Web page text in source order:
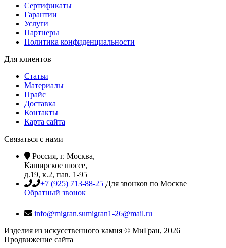
Сертификаты
Гарантии
Услуги
Партнеры
Политика конфиденциальности
Для клиентов
Статьи
Материалы
Прайс
Доставка
Контакты
Карта сайта
Связаться с нами
Россия, г. Москва,
Каширское шоссе,
д.19, к.2, пав. 1-95
+7 (925) 713-88-25 Для звонков по Москве
Обратный звонок
info@migran.sumigran1-26@mail.ru
Изделия из искусственного камня © МиГран, 2026
Продвижение сайта